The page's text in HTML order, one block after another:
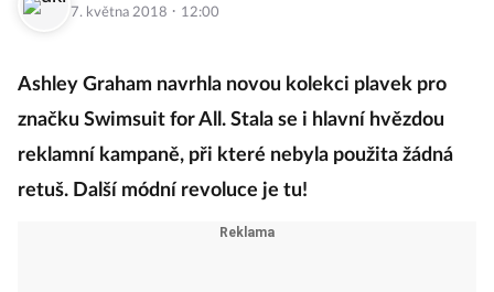
7. května 2018 · 12:00
Ashley Graham navrhla novou kolekci plavek pro
značku Swimsuit for All. Stala se i hlavní hvězdou
reklamní kampaně, při které nebyla použita žádná
retuš. Další módní revoluce je tu!